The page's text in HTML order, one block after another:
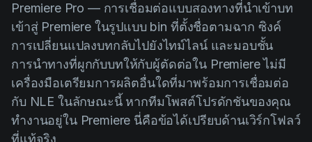
Premiere Pro — การเชื่อมต่อแบบสองทางที่นำเข้าบท
เข้าสู่ Premiere ในรูปแบบ bin ที่ตั้งชื่อตามฉาก ซิงค์
การเปลี่ยนแปลงบทกลับไปยังไทม์ไลน์ และมอบชั้น
การนำทางที่ผูกกับบทให้กับผู้ตัดต่อใน Premiere ไม่มี
เครื่องมือเตรียมการผลิตอื่นใดที่มาพร้อมการเชื่อมต่อ
กับ NLE ในลักษณะนี้ หากทีมโพสต์โปรดักชันของคุณ
ทำงานอยู่ใน Premiere นี่คือข้อได้เปรียบด้านเวิร์กโฟลว์